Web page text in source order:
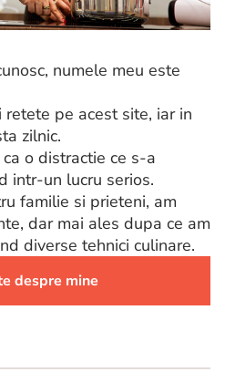
numele meu este
pe acest site, iar in
zilnic.
o distractie ce s-a
intr-un lucru serios.
familie si prieteni, am
dar mai ales dupa ce am
diverse tehnici culinare.
despre mine